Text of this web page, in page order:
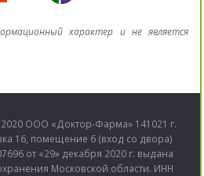
характер и не является
ООО «Доктор-Фарма» 141021 г.
16, помещение 6 (вход со двора)
от «29» декабря 2020 г. выдана
Московской области. ИНН